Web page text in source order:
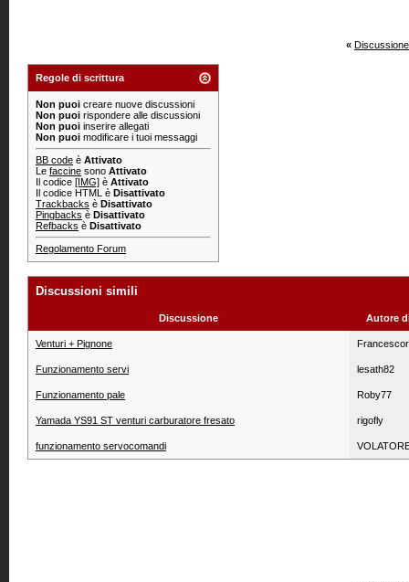
«
Regole di scrittura
Non puoi creare nuove discussioni
Non puoi rispondere alle discussioni
Non puoi inserire allegati
Non puoi modificare i tuoi messaggi
BB code è Attivato
Le faccine sono Attivato
Il codice [IMG] è Attivato
Il codice HTML è Disattivato
Trackbacks è Disattivato
Pingbacks è Disattivato
Refbacks è Disattivato
Regolamento Forum
Discussioni simili
Discussione Autore
Venturi + Pignone
Funzionamento servi lesath82
Funzionamento pale Roby77
Yamada YS91 ST venturi carburatore fresato rigofly
funzionamento servocomandi